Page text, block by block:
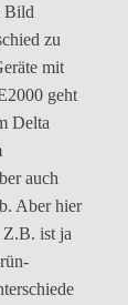
Bild
zu
mit
geht
Delta
auch
Aber hier
Z.B. ist ja